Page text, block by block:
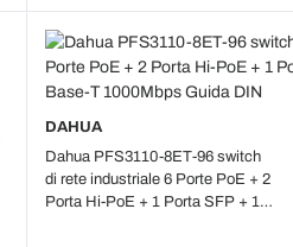
DAHUA
Dahua PFS3110-8ET-96 switch
di rete industriale 6 Porte PoE + 2
Porta Hi-PoE + 1 Porta SFP + 1